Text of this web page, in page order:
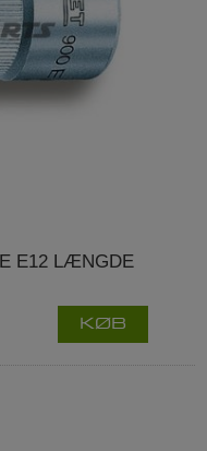
E12 LÆNGDE
KØB